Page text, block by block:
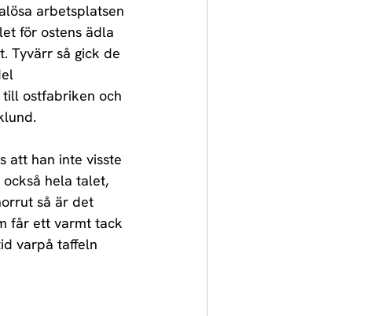
arbetsplatsen
för ostens ädla
Tyvärr så gick de
ostfabriken och
att han inte visste
hela talet,
så är det
får ett varmt tack
varpå taffeln